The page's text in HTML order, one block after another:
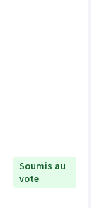
Soumis au
vote